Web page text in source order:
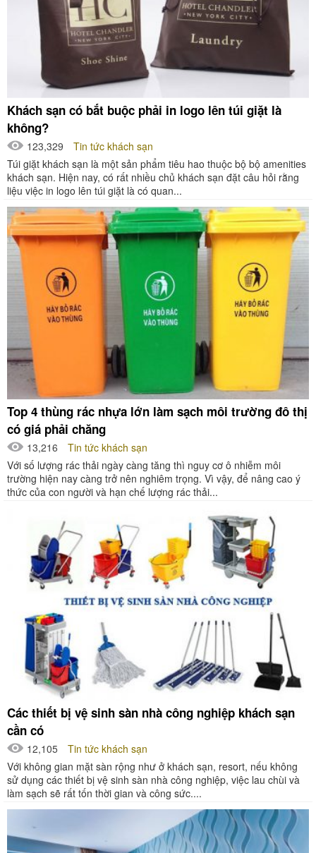
Khách sạn có bắt buộc phải in logo lên túi giặt là
không?
123,329
Tin tức khách sạn
Túi giặt khách sạn là một sản phẩm tiêu hao thuộc bộ bộ amenities
khách sạn. Hiện nay, có rất nhiều chủ khách sạn đặt câu hỏi rằng
liệu việc in logo lên túi giặt là có quan...
Top 4 thùng rác nhựa lớn làm sạch môi trường đô thị
có giá phải chăng
13,216
Tin tức khách sạn
Với số lượng rác thải ngày càng tăng thì nguy cơ ô nhiễm môi
trường hiện nay càng trở nên nghiêm trọng. Vì vậy, để nâng cao ý
thức của con người và hạn chế lượng rác thải...
Các thiết bị vệ sinh sàn nhà công nghiệp khách sạn
cần có
12,105
Tin tức khách sạn
Với không gian mặt sàn rộng như ở khách sạn, resort, nếu không
sử dụng các thiết bị vệ sinh sàn nhà công nghiệp, việc lau chùi và
làm sạch sẽ rất tốn thời gian và công sức....